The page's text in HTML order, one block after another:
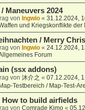
Maneuvers 2024
vonIngwio «31.12.2024,
und Kriegskonflikte der
/ Merry
vonIngwio «24.12.2024,
Forum
(ssx addons)
von沐介之 «07.12.2024,
Testbereich / Map-Test-
How to build airfields
vonComrade Kimo «